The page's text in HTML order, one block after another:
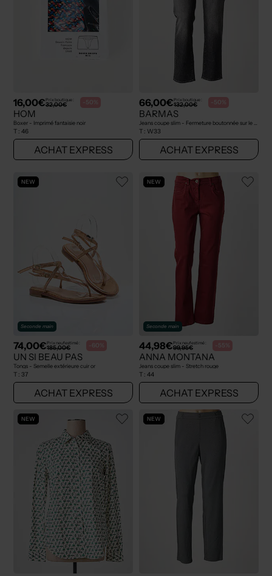
16,00€Prix boutique :
32,00€ -50%
HOM
Boxer - Imprimé fantaisie noir
T : 46
ACHAT EXPRESS
66,00€Prix boutique :
132,00€ -50%
BARMAS
T : W33
ACHAT EXPRESS
NEW
Seconde main
74,00€Prix neuf estimé :
185,00€ -60%
UN SI BEAU PAS
Tongs - Semelle extérieure cuir or
T : 37
ACHAT EXPRESS
NEW
Seconde main
44,98€Prix neuf estimé :
99,95€ -55%
ANNA MONTANA
Jeans coupe slim - Stretch rouge
T : 44
ACHAT EXPRESS
NEW NEW